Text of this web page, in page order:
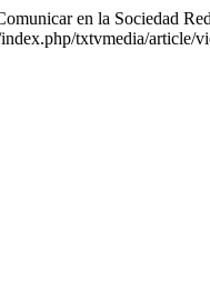
en la Sociedad
txtvmedia/article/